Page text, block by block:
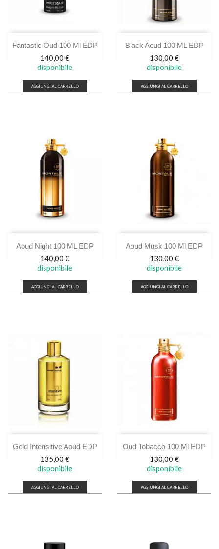
Fantastic Oud 100 Ml EDP
Prezzo
140,00 €
disponibile
AGGIUNGI AL CARRELLO
Black Aoud 100 ML EDP
Prezzo
130,00 €
disponibile
AGGIUNGI AL CARRELLO
Aoud Night 100 ML EDP
Prezzo
140,00 €
disponibile
AGGIUNGI AL CARRELLO
Aoud Musk 100 Ml EDP
Prezzo
130,00 €
disponibile
AGGIUNGI AL CARRELLO
Gold Intensitive Aoud EDP
Prezzo
135,00 €
disponibile
AGGIUNGI AL CARRELLO
Oud Tobacco 100 Ml EDP
Prezzo
130,00 €
disponibile
AGGIUNGI AL CARRELLO